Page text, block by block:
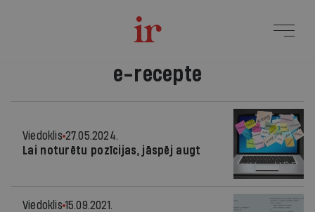
e-recepte
Viedoklis 27.05.2024.
Lai noturētu pozīcijas, jāspēj augt
Viedoklis 15.09.2021.